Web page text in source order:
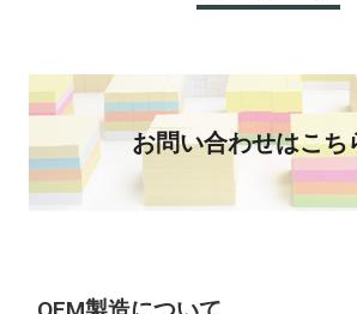
お問い合わせはこ